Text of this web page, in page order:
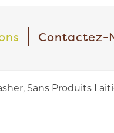
Contactez-
Sans Produits